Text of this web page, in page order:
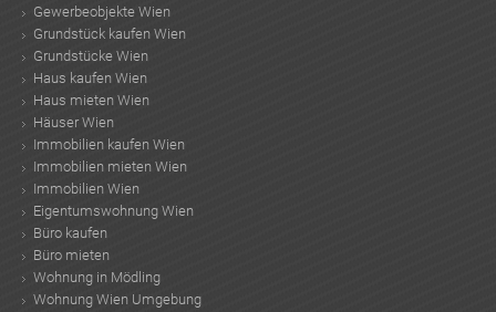
Gewerbeobjekte Wien
Grundstück kaufen Wien
Grundstücke Wien
Haus kaufen Wien
Haus mieten Wien
Häuser Wien
Immobilien kaufen Wien
Immobilien mieten Wien
Immobilien Wien
Eigentumswohnung Wien
Büro kaufen
Büro mieten
Wohnung in Mödling
Wohnung Wien Umgebung